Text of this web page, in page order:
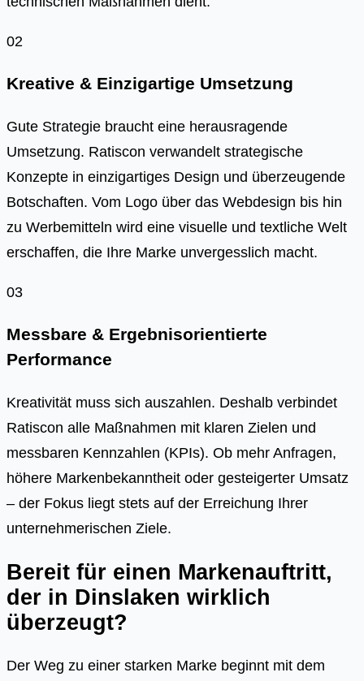
02
Kreative & Einzigartige Umsetzung
Gute Strategie braucht eine herausragende
Umsetzung. Ratiscon verwandelt strategische
Konzepte in einzigartiges Design und überzeugende
Botschaften. Vom Logo über das Webdesign bis hin
zu Werbemitteln wird eine visuelle und textliche Welt
erschaffen, die Ihre Marke unvergesslich macht.
03
Messbare & Ergebnisorientierte
Performance
Kreativität muss sich auszahlen. Deshalb verbindet
Ratiscon alle Maßnahmen mit klaren Zielen und
messbaren Kennzahlen (KPIs). Ob mehr Anfragen,
höhere Markenbekanntheit oder gesteigerter Umsatz
– der Fokus liegt stets auf der Erreichung Ihrer
unternehmerischen Ziele.
Bereit für einen Markenauftritt,
der in Dinslaken wirklich
überzeugt?
Der Weg zu einer starken Marke beginnt mit dem